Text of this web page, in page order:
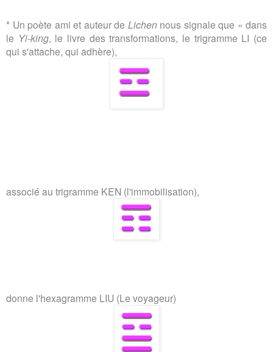
* Un poète ami et auteur de Lichennous signale que « dans
le Yi-king, le livre des transformations, le trigramme LI (ce
qui s'attache, qui adhère),
associé au trigramme KEN (l'immobilisation),
donne l'hexagramme LIU (Le voyageur)